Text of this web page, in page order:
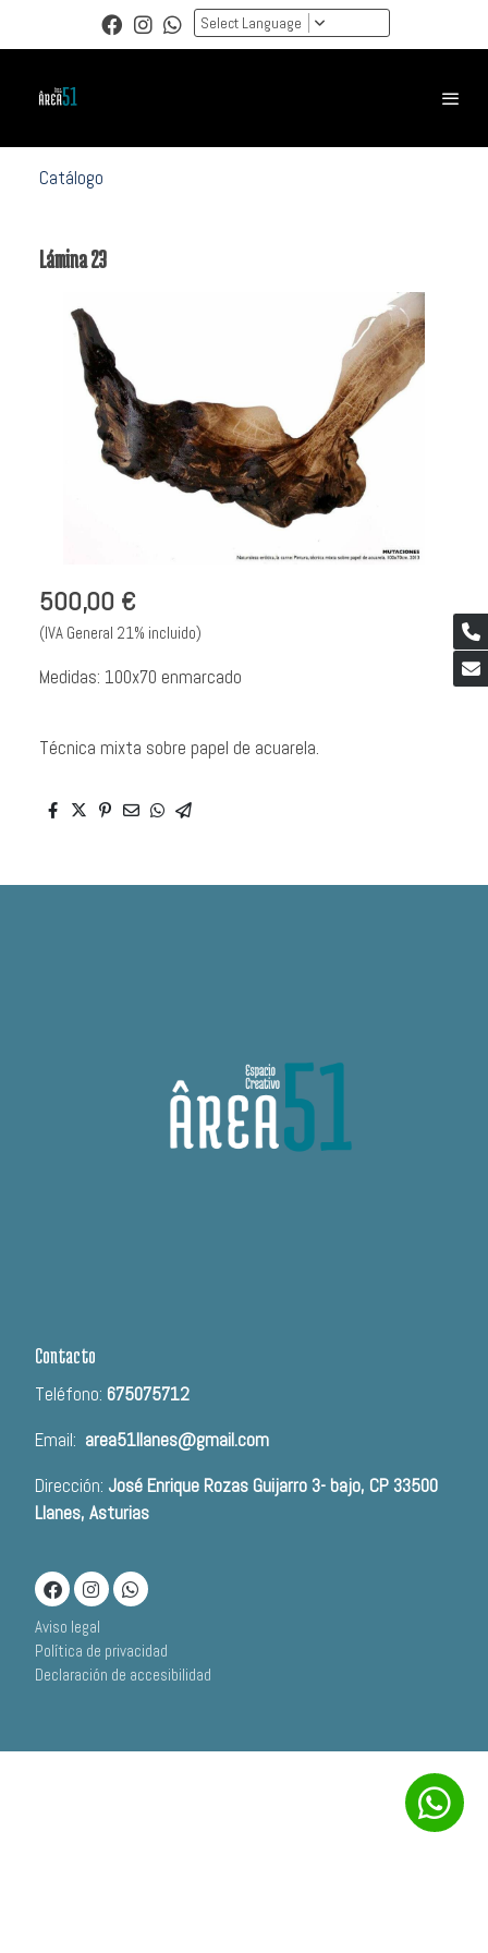
Select Language
Catálogo
Lámina 23
500,00 €
(IVA General 21% incluido)
Medidas: 100x70 enmarcado
Técnica mixta sobre papel de acuarela.
Contacto
Teléfono: 675075712
Email: area51llanes@gmail.com
Dirección: José Enrique Rozas Guijarro 3- bajo, CP 33500
Llanes, Asturias
Aviso legal
Política de privacidad
Declaración de accesibilidad